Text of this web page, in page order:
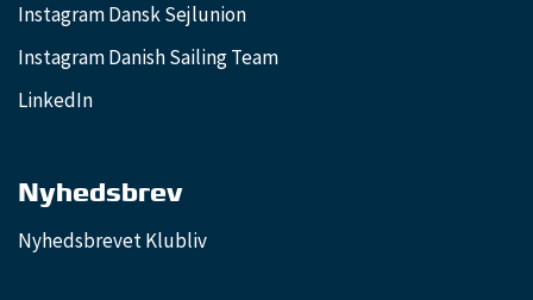
Instagram Dansk Sejlunion
Instagram Danish Sailing Team
LinkedIn
Nyhedsbrev
Nyhedsbrevet Klubliv